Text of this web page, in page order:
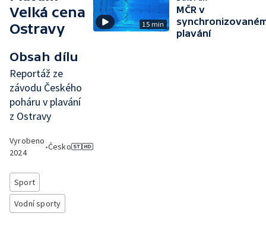
Velká cena
Ostravy
Obsah dílu
Reportáž ze
závodu Českého
poháru v plavání
z Ostravy
Vyrobeno
2024
•Česko
Sport
Vodní sporty
15 min
MČR v
plavání